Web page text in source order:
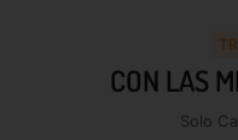
CON LAS
Solo